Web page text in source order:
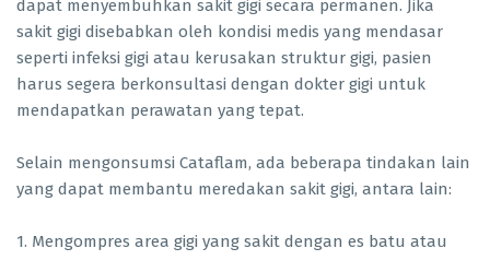
dapat menyembuhkan sakit gigi secara permanen. Jika
sakit gigi disebabkan oleh kondisi medis yang mendasar
seperti infeksi gigi atau kerusakan struktur gigi, pasien
harus segera berkonsultasi dengan dokter gigi untuk
mendapatkan perawatan yang tepat.
Selain mengonsumsi Cataflam, ada beberapa tindakan lain
yang dapat membantu meredakan sakit gigi, antara lain:
1. Mengompres area gigi yang sakit dengan es batu atau